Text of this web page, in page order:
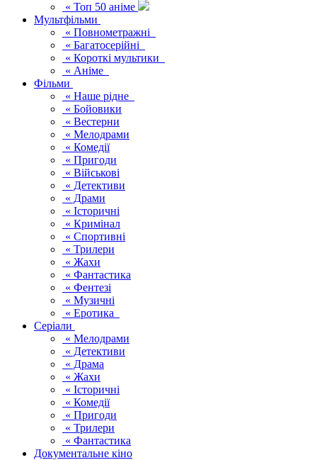
« Топ 50 аніме
Мультфільми
« Повнометражні
« Багатосерійні
« Короткі мультики
« Аніме
Фільми
« Наше рідне
« Бойовики
« Вестерни
« Мелодрами
« Комедії
« Пригоди
« Військові
« Детективи
« Драми
« Історичні
« Кримінал
« Спортивні
« Трилери
« Жахи
« Фантастика
« Фентезі
« Музичні
« Еротика
Серіали
« Мелодрами
« Детективи
« Драма
« Жахи
« Історичні
« Комедії
« Пригоди
« Трилери
« Фантастика
Документальне кіно